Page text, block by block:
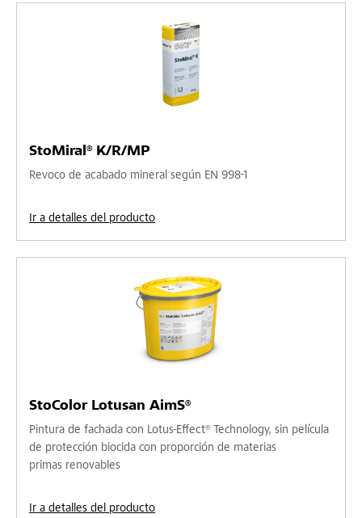
StoMiral® K/R/MP
Revoco de acabado mineral según EN 998-1
Ir a detalles del producto
StoColor Lotusan AimS®
Pintura de fachada con Lotus-Effect® Technology, sin película
de protección biocida con proporción de materias
primas renovables
Ir a detalles del producto